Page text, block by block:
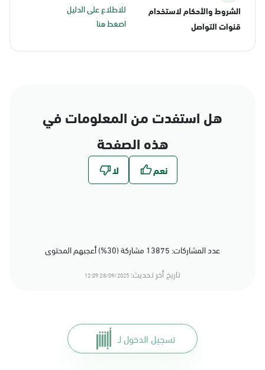
الشروط والأحكام لاستخدام
قنوات التواصل
للاطلاع على الدليل
اضغط هنا
هل استفدت من المعلومات في
هذه الصفحة
عدد المشاركات: 13875 مشاركة (30%) أعجبهم المحتوى
تاريخ أخر تحديث: 28/09/2025 12:09
تسجيل الدخول لـ